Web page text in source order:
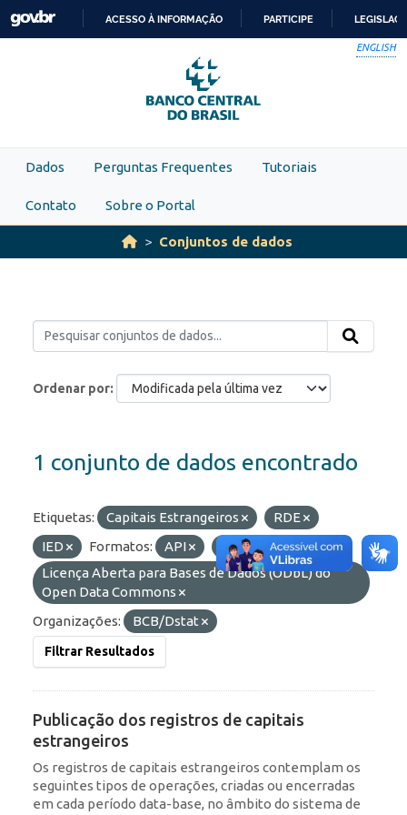
Skip to main content
PARA
O
CONTEÚDO
ACESSO À INFORMAÇÃO PARTICIPE
ENGLISH
Dados Perguntas Frequentes Tutoriais
Contato Sobre o Portal
Conjuntos de dados
Ordenar por
1 conjunto de dados encontrado
Etiquetas: Capitais Estrangeiros
RDE
IED
Formatos: API JSON
Licenças:
Licença Aberta para Bases de Dados (ODbL) do
Open Data Commons
Organizações:
BCB/Dstat
Filtrar Resultados
Publicação dos registros de capitais
estrangeiros
Os registros de capitais estrangeiros contemplam os
seguintes tipos de operações, criadas ou encerradas
em cada período data-base, no âmbito do sistema de